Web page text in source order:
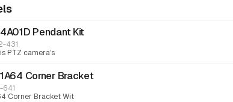
Pendant Kit
431
PTZ camera's
Corner Bracket
641
Corner Bracket Wit